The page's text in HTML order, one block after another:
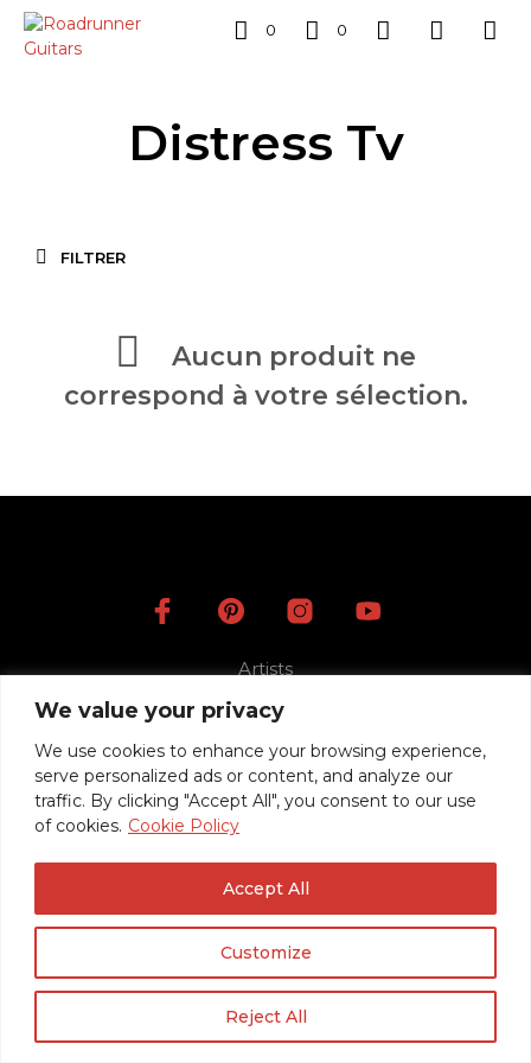
We value your privacy
We use cookies to enhance your browsing experience,
serve personalized ads or content, and analyze our
traffic. By clicking "Accept All", you consent to our use
of cookies. Cookie Policy
Customize
Reject All
Accept All
0 0
Distress Tv
FILTRER
Aucun produit ne
correspond à votre sélection.
Artists
Videos
Mentions légales
Politique de confidentialité / RGPD
© 2020 Roadrunner Guitars -
Créé avec ♥ à Nancy par HANDCRAFTED.